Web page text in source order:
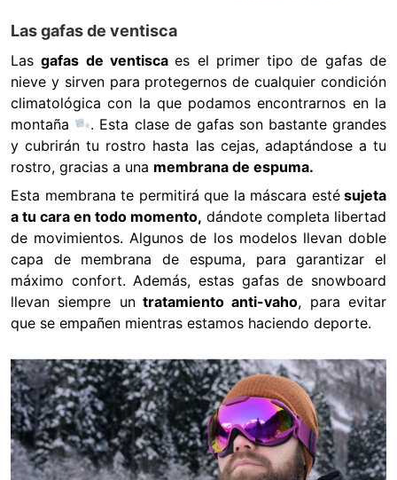
Las gafas de ventisca
Lasgafas de ventiscaes el primer tipo de gafas de
nieve y sirven para protegernos de cualquier condición
climatológica con la que podamos encontrarnos en la
montaña
. Esta clase de gafas son bastante grandes
y cubrirán tu rostro hasta las cejas, adaptándose a tu
rostro, gracias a una membrana de espuma.
Esta membrana te permitirá que la máscara estésujeta
a tu cara en todo momento, dándote completa libertad
de movimientos. Algunos de los modelos llevan doble
capa de membrana de espuma, para garantizar el
máximo confort. Además, estas gafas de snowboard
llevan siempre untratamiento anti-vaho, para evitar
que se empañen mientras estamos haciendo deporte.